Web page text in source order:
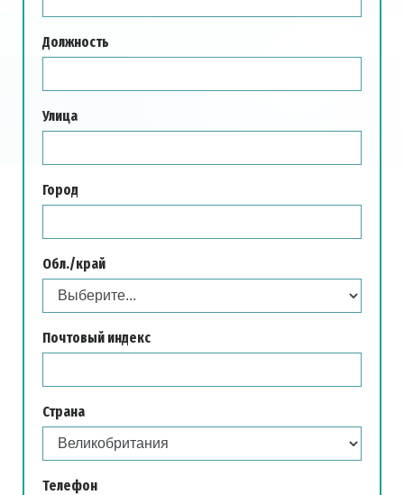
Должность
Улица
Город
Обл./край
Почтовый индекс
Страна
Телефон